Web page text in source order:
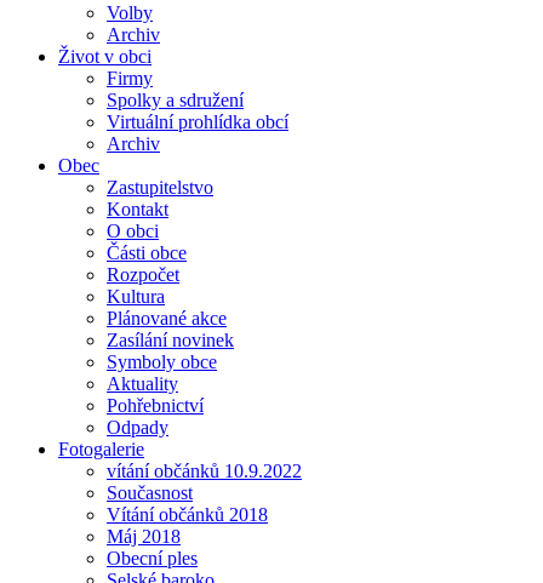
Volby
Archiv
Život v obci
Firmy
Spolky a sdružení
Virtuální prohlídka obcí
Archiv
Obec
Zastupitelstvo
Kontakt
O obci
Části obce
Rozpočet
Kultura
Plánované akce
Zasílání novinek
Symboly obce
Aktuality
Pohřebnictví
Odpady
Fotogalerie
vítání občánků 10.9.2022
Současnost
Vítání občánků 2018
Máj 2018
Obecní ples